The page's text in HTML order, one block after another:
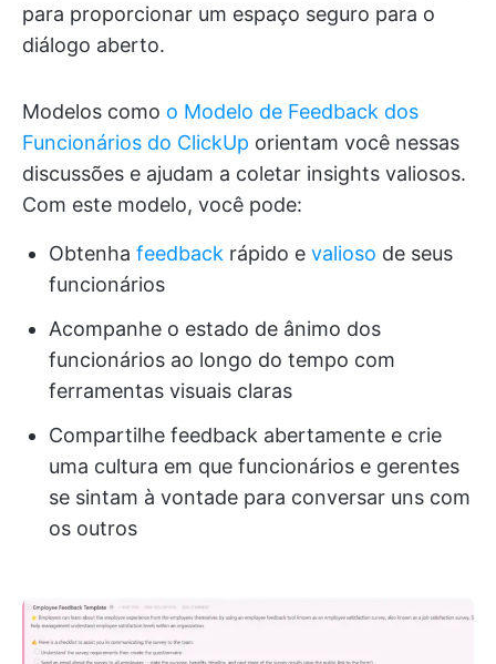
para proporcionar um espaço seguro para o
diálogo aberto.
Modelos como o Modelo de Feedback dos
Funcionários do ClickUp orientam você nessas
discussões e ajudam a coletar insights valiosos.
Com este modelo, você pode:
Obtenha feedback rápido e valioso de seus
funcionários
Acompanhe o estado de ânimo dos
funcionários ao longo do tempo com
ferramentas visuais claras
Compartilhe feedback abertamente e crie
uma cultura em que funcionários e gerentes
se sintam à vontade para conversar uns com
os outros